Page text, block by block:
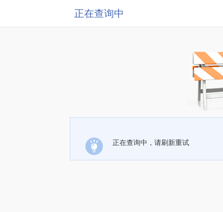
正在查询中
正在查询中，请刷新重试